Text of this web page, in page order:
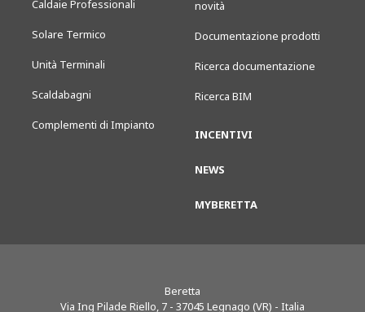
Caldaie Professionali
Solare Termico
Unità Terminali
Scaldabagni
Complementi di Impianto
novità
Documentazione prodotti
Ricerca documentazione
Ricerca BIM
INCENTIVI
NEWS
MYBERETTA
Beretta
Via Ing Pilade Riello, 7 - 37045 Legnago (VR) - Italia